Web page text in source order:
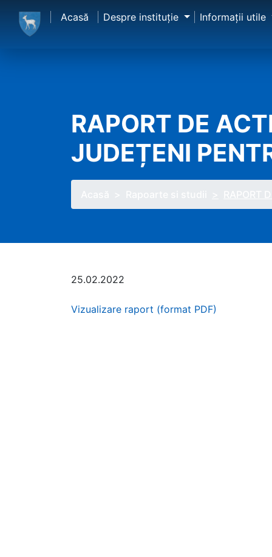
Acasă Despre instituţie Informaţii utile
RAPORT DE
JUDEȚENI
25.02.2022
Vizualizare raport (format PDF)